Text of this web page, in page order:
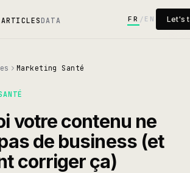
ARTICLESDATA FR / EN Let's
Marketing Santé
votre contenu ne
de business (et
corriger ça)